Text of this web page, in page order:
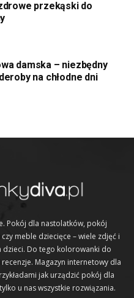
przekąski do
damska – niezbędny
na chłodne dni
Pokój dla nastolatków, pokój
meble dziecięce – wiele zdjęć i
dzieci. Do tego kolorowanki do
Magazyn internetowy dla
jak urządzić pokój dla
u nas wszystkie rozwiązania.